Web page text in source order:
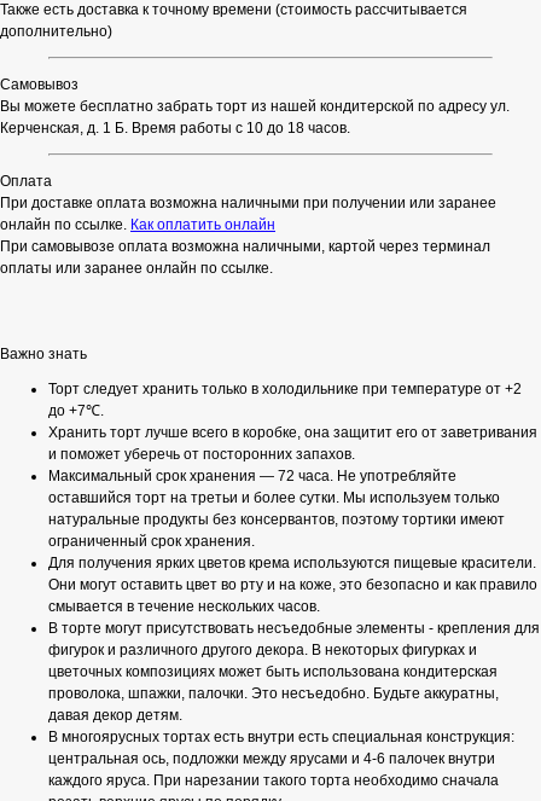
Также есть доставка к точному времени (стоимость рассчитывается
дополнительно)
Самовывоз
Вы можете бесплатно забрать торт из нашей кондитерской по адресу ул.
Керченская, д. 1 Б. Время работы с 10 до 18 часов.
Оплата
При доставке оплата возможна наличными при получении или заранее
онлайн по ссылке. Как оплатить онлайн
При самовывозе оплата возможна наличными, картой через терминал
оплаты или заранее онлайн по ссылке.
Важно знать
Торт следует хранить только в холодильнике при температуре от +2
до +7℃.
Хранить торт лучше всего в коробке, она защитит его от заветривания
и поможет уберечь от посторонних запахов.
Максимальный срок хранения — 72 часа. Не употребляйте
оставшийся торт на третьи и более сутки. Мы используем только
натуральные продукты без консервантов, поэтому тортики имеют
ограниченный срок хранения.
Для получения ярких цветов крема используются пищевые красители.
Они могут оставить цвет во рту и на коже, это безопасно и как правило
смывается в течение нескольких часов.
В торте могут присутствовать несъедобные элементы - крепления для
фигурок и различного другого декора. В некоторых фигурках и
цветочных композициях может быть использована кондитерская
проволока, шпажки, палочки. Это несъедобно. Будьте аккуратны,
давая декор детям.
В многоярусных тортах есть внутри есть специальная конструкция:
центральная ось, подложки между ярусами и 4-6 палочек внутри
каждого яруса. При нарезании такого торта необходимо сначала